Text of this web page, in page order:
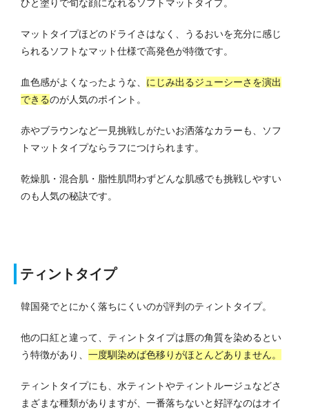
ひと塗りで旬な顔になれるソフトマットタイプ。
マットタイプほどのドライさはなく、うるおいを充分に感じ
られるソフトなマット仕様で高発色が特徴です。
血色感がよくなったような、 にじみ出るジューシーさを演出
できるのが人気のポイント。
赤やブラウンなど一見挑戦しがたいお洒落なカラーも、ソフ
トマットタイプならラフにつけられます。
乾燥肌・混合肌・脂性肌問わずどんな肌感でも挑戦しやすい
のも人気の秘訣です。
ティントタイプ
韓国発でとにかく落ちにくいのが評判のティントタイプ。
他の口紅と違って、ティントタイプは唇の角質を染めるとい
う特徴があり、 一度馴染めば色移りがほとんどありません。
ティントタイプにも、水ティントやティントルージュなどさ
まざまな種類がありますが、一番落ちないと好評なのはオイ